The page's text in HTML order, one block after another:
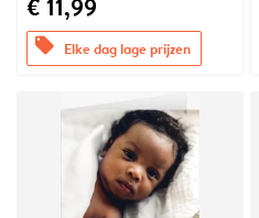
€ 11,99
offers Elke dag lage prijzen